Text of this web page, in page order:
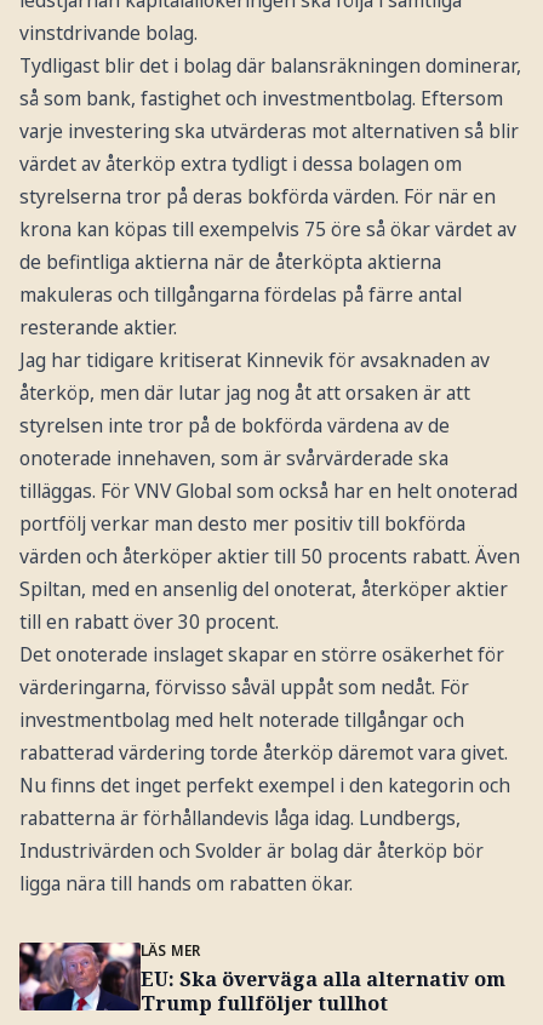
vinstdrivande bolag.
Tydligast blir det i bolag där balansräkningen dominerar,
så som bank, fastighet och investmentbolag. Eftersom
varje investering ska utvärderas mot alternativen så blir
värdet av återköp extra tydligt i dessa bolagen om
styrelserna tror på deras bokförda värden. För när en
krona kan köpas till exempelvis 75 öre så ökar värdet av
de befintliga aktierna när de återköpta aktierna
makuleras och tillgångarna fördelas på färre antal
resterande aktier.
Jag har tidigare kritiserat Kinnevik för avsaknaden av
återköp, men där lutar jag nog åt att orsaken är att
styrelsen inte tror på de bokförda värdena av de
onoterade innehaven, som är svårvärderade ska
tilläggas. För VNV Global som också har en helt onoterad
portfölj verkar man desto mer positiv till bokförda
värden och återköper aktier till 50 procents rabatt. Även
Spiltan, med en ansenlig del onoterat, återköper aktier
till en rabatt över 30 procent.
Det onoterade inslaget skapar en större osäkerhet för
värderingarna, förvisso såväl uppåt som nedåt. För
investmentbolag med helt noterade tillgångar och
rabatterad värdering torde återköp däremot vara givet.
Nu finns det inget perfekt exempel i den kategorin och
rabatterna är förhållandevis låga idag. Lundbergs,
Industrivärden och Svolder är bolag där återköp bör
ligga nära till hands om rabatten ökar.
LÄS MER
EU: Ska överväga alla alternativ om
Trump fullföljer tullhot